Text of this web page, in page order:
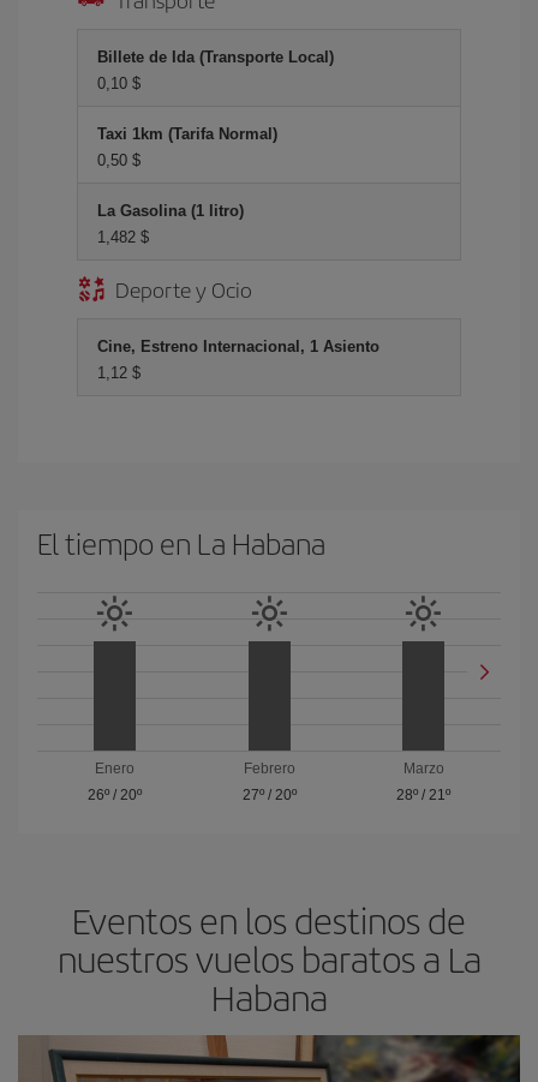
Billete de Ida (Transporte Local)
0,10 $
Taxi 1km (Tarifa Normal)
0,50 $
La Gasolina (1 litro)
1,482 $
Deporte y Ocio
Cine, Estreno Internacional, 1 Asiento
1,12 $
El tiempo en La Habana
Enero
26º/ 20º
Febrero
27º/ 20º
Marzo
28º /21º
Eventos en los destinos de
nuestros vuelos baratos a La
Habana